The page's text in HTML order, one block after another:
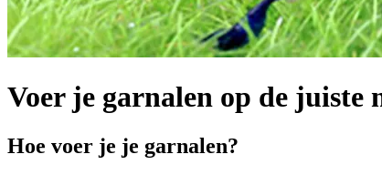
Voer je garnalen op de juiste
Hoe voer je je garnalen?